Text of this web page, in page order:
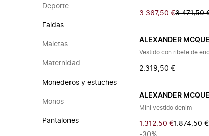
Deporte
Faldas
Maletas
Maternidad
Monederos y estuches
Monos
Pantalones
3.367,50 €3.471,50
ALEXANDER
Vestido con ribete de
2.319,50 €
ALEXANDER
Mini vestido denim
1.312,50 €1.874,50 €